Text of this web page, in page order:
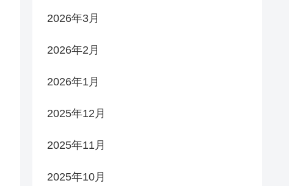
2026年3月
2026年2月
2026年1月
2025年12月
2025年11月
2025年10月